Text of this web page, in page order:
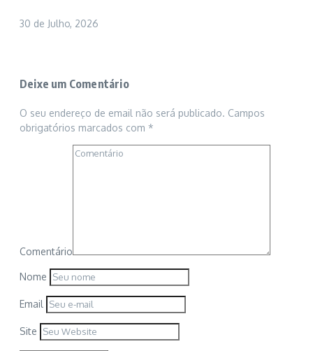
30 de Julho, 2026
Deixe um Comentário
O seu endereço de email não será publicado. Campos
obrigatórios marcados com *
Comentário
Nome
Email
Site